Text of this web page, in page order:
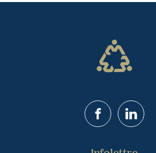
FacebookLinkedIn